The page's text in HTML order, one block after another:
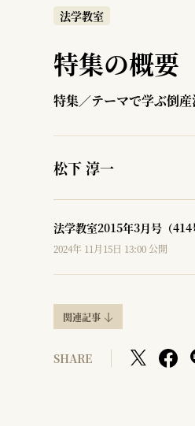
法学教室
特集の概要
特集／テーマで学ぶ倒
松下 淳一
法学教室2015年3月号（414
2024年 11月15日 13:00 公開
関連記事
SHARE